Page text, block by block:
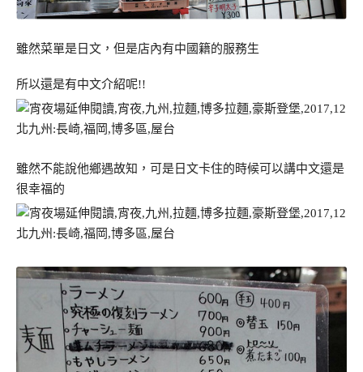
雖然菜單是日文，但是店內有中國籍的服務生
所以還是有中文介紹呢!!
雖然不能說他鄉遇故知，可是日文卡住的時候可以講中文還是
很幸福的